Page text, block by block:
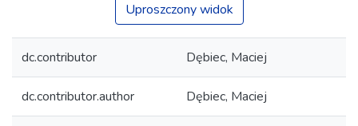
Uproszczony widok
dc.contributor Dębiec, Maciej
dc.contributor.author Dębiec, Maciej